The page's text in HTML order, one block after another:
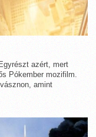
azért, mert
Pókember mozifilm.
amint